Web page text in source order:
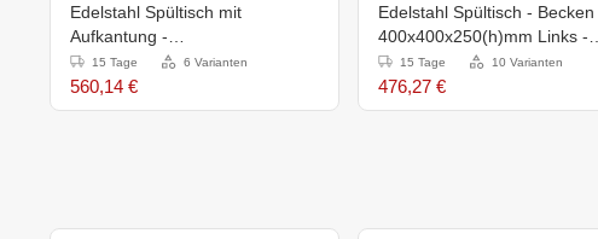
Edelstahl Spültisch mit
Aufkantung -
700x600x(h)885mm
15 Tage 6 Varianten
560,14 €
Edelstahl Spültisch - Becken
400x400x250(h)mm Links -
Tiefe 600mm - Erhältlich in 10
Größen
15 Tage 10 Varianten
476,27 €